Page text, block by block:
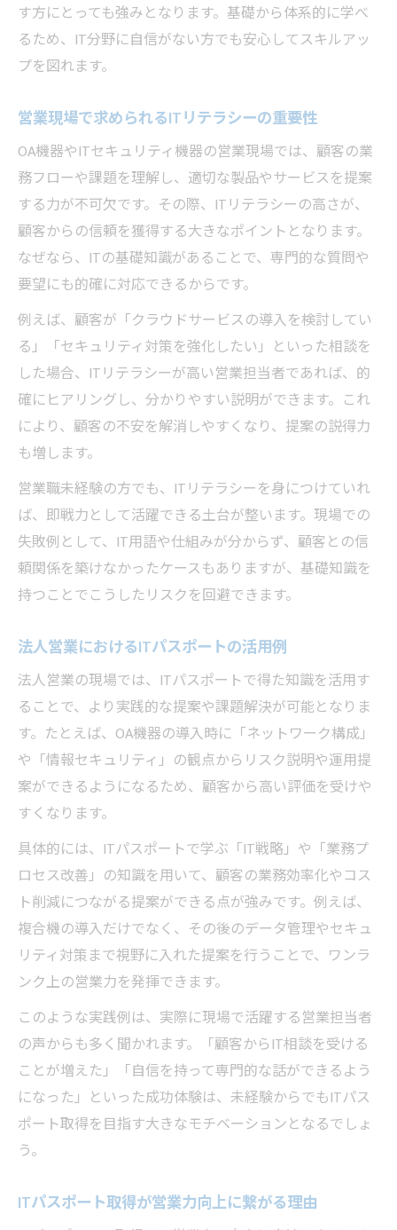
ITパスポートが営業資格で注目される理由
営業職に最適な資格取得のステップとは
営業転職を成功に導くITパスポートの価値
営業分野でITパスポートを活かすメリット
営業で実感できるITパスポート取得の効果
営業活動の幅が広がるIT資格のメリット
営業現場で即戦力になるITパスポート知識
法人提案で差がつく営業のIT理解力
ITパスポート取得が描く営業の未来像を探る
営業職の未来を変えるITパスポートの活用
営業現場で進化するIT人材の役割と展望
ITパスポート取得が営業に与える成長機会
営業の仕事が変わるITスキルと資格の影響
営業で選ばれる人材になるITパスポート効
果
す方にとっても強みとなります。基礎から体系的に学べ
るため、IT分野に自信がない方でも安心してスキルアッ
プを図れます。
営業現場で求められるITリテラシーの重要性
OA機器やITセキュリティ機器の営業現場では、顧客の業
務フローや課題を理解し、適切な製品やサービスを提案
する力が不可欠です。その際、ITリテラシーの高さが、
顧客からの信頼を獲得する大きなポイントとなります。
なぜなら、ITの基礎知識があることで、専門的な質問や
要望にも的確に対応できるからです。
例えば、顧客が「クラウドサービスの導入を検討してい
る」「セキュリティ対策を強化したい」といった相談を
した場合、ITリテラシーが高い営業担当者であれば、的
確にヒアリングし、分かりやすい説明ができます。これ
により、顧客の不安を解消しやすくなり、提案の説得力
も増します。
営業職未経験の方でも、ITリテラシーを身につけていれ
ば、即戦力として活躍できる土台が整います。現場での
失敗例として、IT用語や仕組みが分からず、顧客との信
頼関係を築けなかったケースもありますが、基礎知識を
持つことでこうしたリスクを回避できます。
法人営業におけるITパスポートの活用例
法人営業の現場では、ITパスポートで得た知識を活用す
ることで、より実践的な提案や課題解決が可能となりま
す。たとえば、OA機器の導入時に「ネットワーク構成」
や「情報セキュリティ」の観点からリスク説明や運用提
案ができるようになるため、顧客から高い評価を受けや
すくなります。
具体的には、ITパスポートで学ぶ「IT戦略」や「業務プ
ロセス改善」の知識を用いて、顧客の業務効率化やコス
ト削減につながる提案ができる点が強みです。例えば、
複合機の導入だけでなく、その後のデータ管理やセキュ
リティ対策まで視野に入れた提案を行うことで、ワンラ
ンク上の営業力を発揮できます。
このような実践例は、実際に現場で活躍する営業担当者
の声からも多く聞かれます。「顧客からIT相談を受ける
ことが増えた」「自信を持って専門的な話ができるよう
になった」といった成功体験は、未経験からでもITパス
ポート取得を目指す大きなモチベーションとなるでしょ
う。
ITパスポート取得が営業力向上に繋がる理由